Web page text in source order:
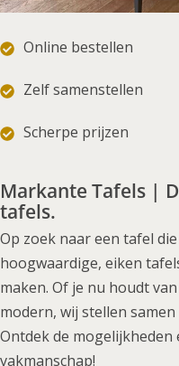
Online bestellen
Zelf samenstellen
Scherpe prijzen
Markante Tafels |
tafels.
Op zoek naar een tafel
hoogwaardige, eiken
maken. Of je nu houdt
modern, wij stellen
Ontdek de
vakmanschap!